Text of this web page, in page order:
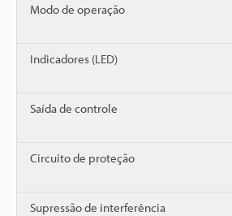
Modo de operação
Indicadores (LED)
Saída de controle
Circuito de proteção
Supressão de interferência